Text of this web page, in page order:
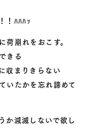
！ﾊﾊﾊｯ
荷崩れをおこす。
きる
収まりきらない
いたかを忘れ諦めて
か減滅しないで欲し